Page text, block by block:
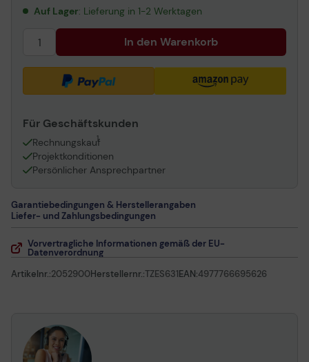
Auf Lager: Lieferung in 1-2 Werktagen
In den Warenkorb
Für Geschäftskunden
Rechnungskauf
1
Projektkonditionen
Persönlicher Ansprechpartner
Garantiebedingungen & Herstellerangaben
Liefer- und Zahlungsbedingungen
Vorvertragliche Informationen gemäß der EU-
Datenverordnung
Artikelnr.:2052900Herstellernr.:TZES631EAN:4977766695626